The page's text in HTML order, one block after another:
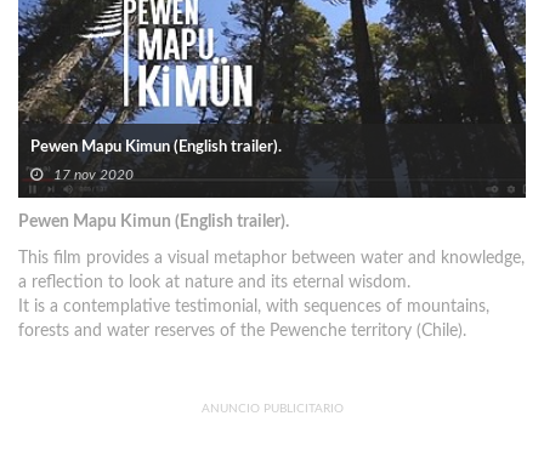
Pewen Mapu Kimun (English trailer).
17 nov 2020
Pewen Mapu Kimun (English trailer).
This film provides a visual metaphor between water and knowledge,
a reflection to look at nature and its eternal wisdom.
It is a contemplative testimonial, with sequences of mountains,
forests and water reserves of the Pewenche territory (Chile).
ANUNCIO PUBLICITARIO